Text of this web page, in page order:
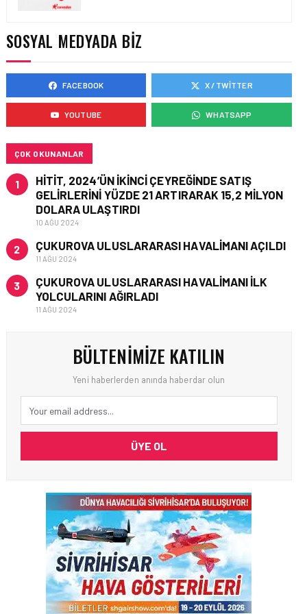
İŞ İLANLARI • 16 MAY 2026
EMIRATES AĞUSTOS’TA
İSTANBUL’DA TEKNISYEN
ROADSHOW DÜZENLIYOR!
SOSYAL MEDYADA BIZ
FACEBOOK X / TWITTER
YOUTUBE WHATSAPP
ÇOK OKUNANLAR
1
HITIT, 2024’ÜN IKINCI ÇEYREĞINDE SATIŞ
GELIRLERINI YÜZDE 21 ARTIRARAK 15,2 MILYON
DOLARA ULAŞTIRDI
10 AĞU 2024
2 ÇUKUROVA ULUSLARARASI HAVALIMANI AÇILDI
11 AĞU 2024
3
ÇUKUROVA ULUSLARARASI HAVALIMANI İLK
YOLCULARINI AĞIRLADI
11 AĞU 2024
BÜLTENIMIZE KATILIN
Yeni haberlerden anında haberdar olun
ÜYE OL